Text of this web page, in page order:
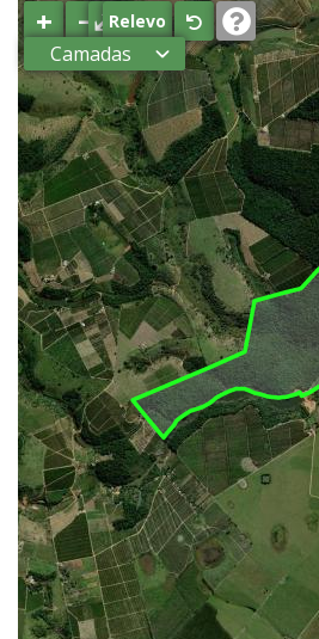
+ −⤢Relevo
Camadas
Estados
Municípios
Terras
indígenas
(FUNAI)
UC Federal
UC Estaduais
UC
Municipais
Hidrografia
1:1.000.000
(ANA)
Biomas
(IBGE)
Vegetação
(IBGE)
Rodovias
(IBGE)